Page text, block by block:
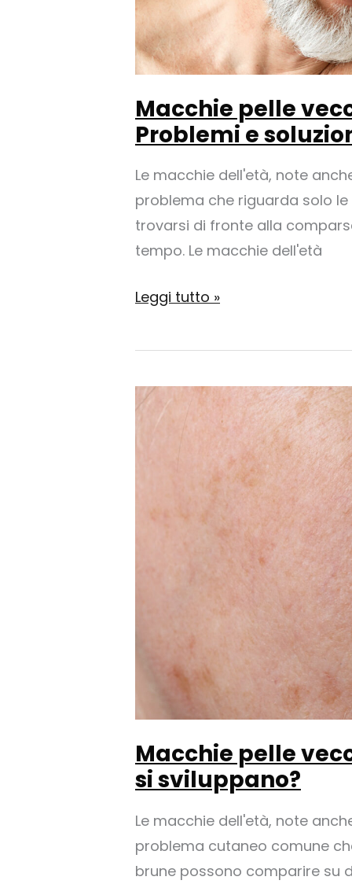
Macchie pelle
Problemi e
Le macchie dell'età, note
problema che riguarda solo
trovarsi di fronte alla
tempo. Le macchie dell'età
Macchie
vecchiaia
uomini:
Problemi
e
Leggi tutto »
Macchie pelle
si sviluppano?
Le macchie dell'età, note
problema cutaneo comune
brune possono comparire su